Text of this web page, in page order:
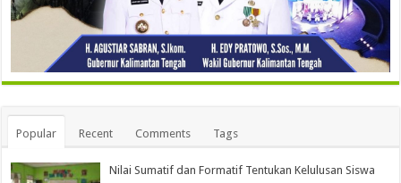
Popular Recent Comments Tags
Nilai Sumatif dan Formatif Tentukan Kelulusan Siswa